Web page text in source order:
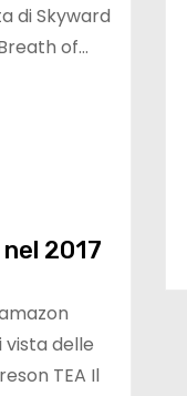
di Skyward
of…
2017
vista delle
TEA Il